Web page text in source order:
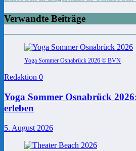
Verwandte Beiträge
Yoga Sommer Osnabrück 2026 © BVN
Redaktion 0
Yoga Sommer Osnabrück
erleben
5. August 2026